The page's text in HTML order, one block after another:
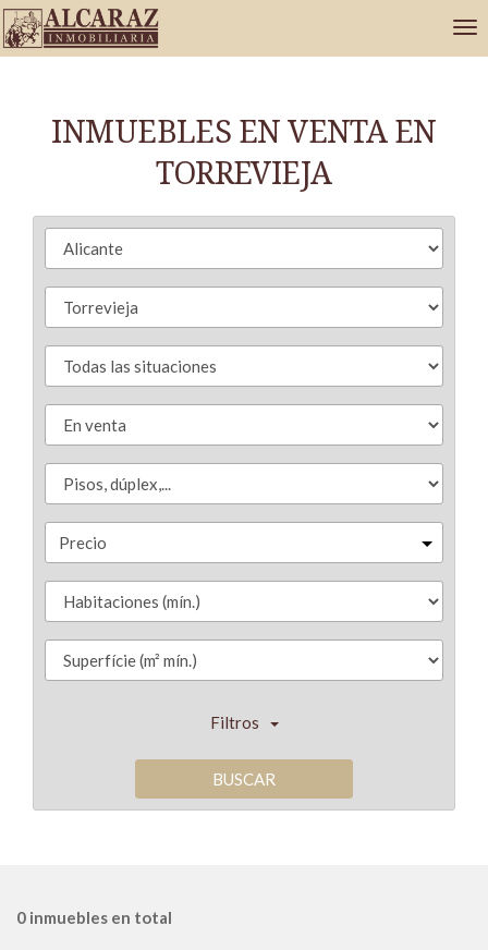
INMUEBLES EN VENTA EN
TORREVIEJA
Precio
Filtros
BUSCAR
0 inmuebles en total